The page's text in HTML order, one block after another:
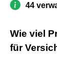
44
Wie viel
für